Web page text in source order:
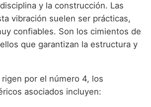
y la construcción. Las
vibración suelen ser prácticas,
confiables. Son los cimientos de
que garantizan la estructura y
por el número 4, los
asociados incluyen: